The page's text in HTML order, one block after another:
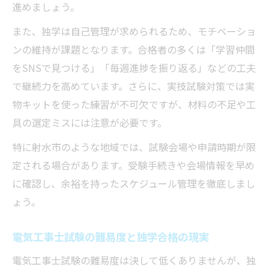
進めましょう。
また、独学は自己管理が求められるため、モチベーショ
ンの維持が課題となります。合格者の多くは「学習仲間
をSNSで見つける」「毎週進捗を振り返る」などの工夫
で継続力を高めています。さらに、実技試験対策では実
物キットを使った練習が不可欠ですが、材料の不足や工
具の選定ミスには注意が必要です。
特に射水市のような地域では、試験会場や申請時期が限
定される場合があります。受験手続きや会場情報を早め
に確認し、余裕を持ったスケジュール管理を徹底しまし
ょう。
電気工事士試験の難易度と独学合格の現実
電気工事士試験の難易度は決して低くありませんが、独